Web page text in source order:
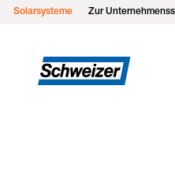
Solarsysteme Zur